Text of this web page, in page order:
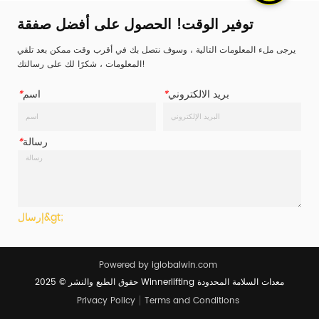
توفير الوقت! الحصول على أفضل صفقة
يرجى ملء المعلومات التالية ، وسوف نتصل بك في أقرب وقت ممكن بعد تلقي
المعلومات ، شكرًا لك على رسالتك!
*اسم *بريد الالكتروني
*رسالة
إرسال&gt;
Powered by iglobalwin.com
حقوق الطبع والنشر © 2025 Winnerlifting معدات السلامة المحدودة
Privacy Policy
Terms and Conditions